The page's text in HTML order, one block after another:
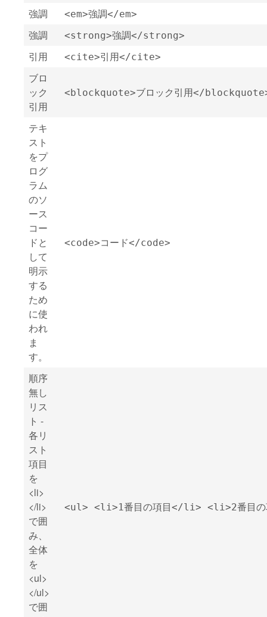
強調 <em>強調</em>
強調 <strong>強調</strong>
引用 <cite>引用</cite>
ブロ
ック
引用
<blockquote>ブロック引用</
テキ
スト
をプ
ログ
ラム
のソ
ース
コー
ドと
して
明示
する
ため
に使
われ
ま
す。
<code>コード</code>
順序
無し
リス
ト -
各リ
スト
項目
を
<li>
</li>
で囲
み、
全体
を
<ul>
</ul>
で囲
<ul> <li>1番目の項目</li> <li>2番目